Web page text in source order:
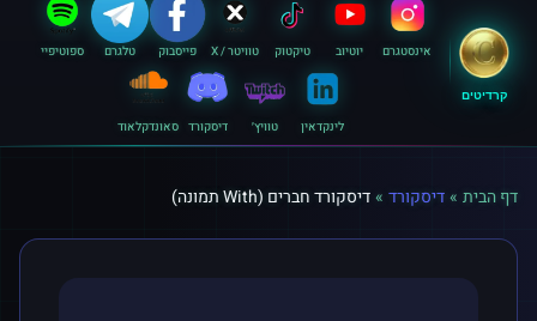
קרדיטים
אינסטגרם יוטיוב טיקטוק טוויטר / X פייסבוק טלגרם ספוטיפיי
לינקדאין טוויץ׳ דיסקורד סאונדקלאוד
דף הבית »דיסקורד »דיסקורד חברים (With תמונה)